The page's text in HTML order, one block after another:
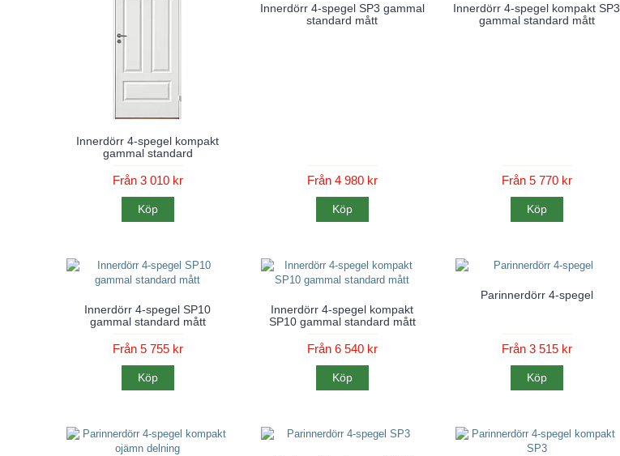
Innerdörr 4-spegel kompakt
gammal standard
Från 3 010 kr
Köp
Innerdörr 4-spegel SP3 gammal
standard mått
Från 4 980 kr
Köp
Innerdörr 4-spegel kompakt SP3
gammal standard mått
Från 5 770 kr
Köp
Innerdörr 4-spegel SP10
gammal standard mått
Från 5 755 kr
Köp
Innerdörr 4-spegel kompakt
SP10 gammal standard mått
Från 6 540 kr
Köp
Parinnerdörr 4-spegel
Från 3 515 kr
Köp